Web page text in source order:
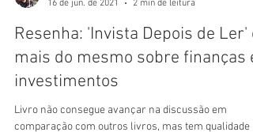
Matheus Mans
2 min de leitura
Resenha: 'Invista Depois de Ler' é
mais do mesmo sobre finanças e
investimentos